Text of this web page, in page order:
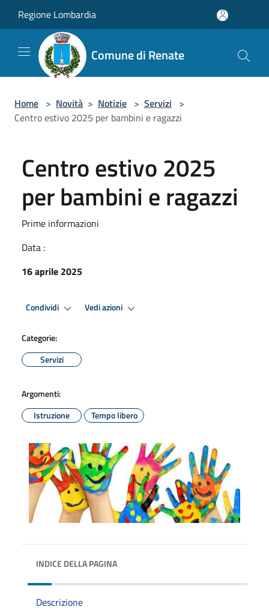
Regione Lombardia
Comune di Renate
Home > Novità > Notizie > Servizi >
Centro estivo 2025 per bambini e ragazzi
Centro estivo 2025
per bambini e ragazzi
Prime informazioni
Data :
16 aprile 2025
Condividi Vedi azioni
Categorie:
Servizi
Argomenti:
Istruzione
Tempo libero
INDICE DELLA PAGINA
Descrizione